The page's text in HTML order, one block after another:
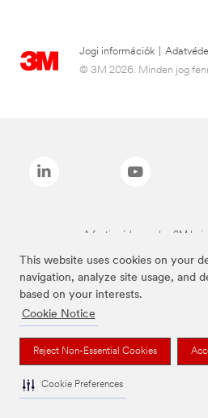
This website uses cookies on your
navigation, analyze site usage, and
based on your interests.
Cookie Notice
Reject Non-Essential Cookies
Cookie Preferences
Jogi információk
© 3M 2026. Minden jog
A fenti márkanevek a 3M